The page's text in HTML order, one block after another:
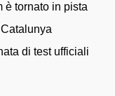
è tornato in pista
di test ufficiali